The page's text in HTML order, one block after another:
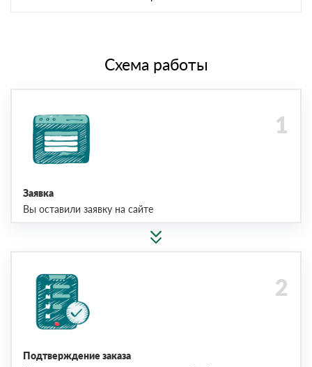
Схема работы
Заявка
Вы оставили заявку на сайте
Подтверждение заказа